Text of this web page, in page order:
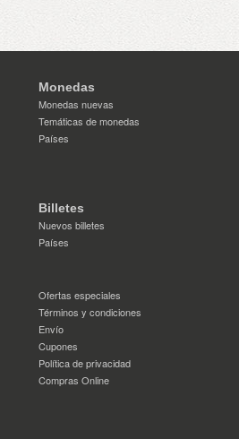
Monedas
Monedas nuevas
Temáticas de monedas
Países
Billetes
Nuevos billetes
Países
Ofertas especiales
Términos y condiciones
Envío
Cupones
Política de privacidad
Compras Online